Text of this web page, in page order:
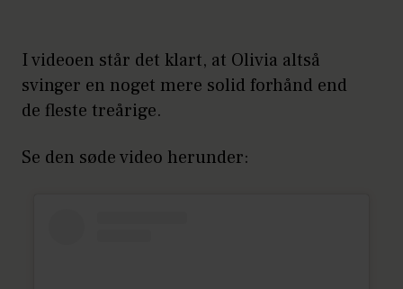
I videoen står det klart, at Olivia altså
svinger en noget mere solid forhånd end
de fleste treårige.
Se den søde video herunder: